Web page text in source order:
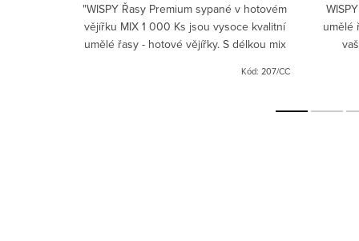
"WISPY Řasy Premium sypané v hotovém
vějířku MIX 1 000 Ks jsou vysoce kvalitní
umělé řasy - hotové vějířky. S délkou mix
Kód: 207/CC
umělé